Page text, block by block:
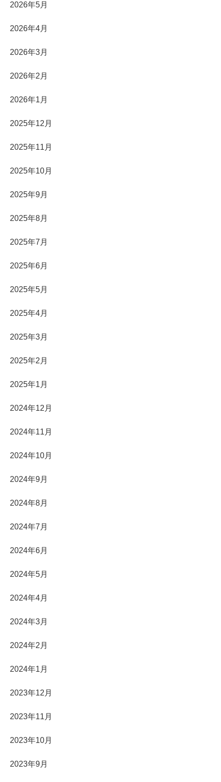
2026年5月
2026年4月
2026年3月
2026年2月
2026年1月
2025年12月
2025年11月
2025年10月
2025年9月
2025年8月
2025年7月
2025年6月
2025年5月
2025年4月
2025年3月
2025年2月
2025年1月
2024年12月
2024年11月
2024年10月
2024年9月
2024年8月
2024年7月
2024年6月
2024年5月
2024年4月
2024年3月
2024年2月
2024年1月
2023年12月
2023年11月
2023年10月
2023年9月